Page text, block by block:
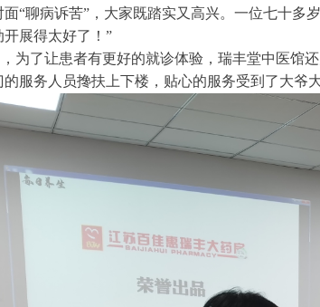
面“聊病诉苦”，大家既踏实又高兴。一位七十多
开展得太好了！ ”
为了让患者有更好的就诊体验，瑞丰堂中医馆
服务人员搀扶上下楼，贴心的服务受到了大爷